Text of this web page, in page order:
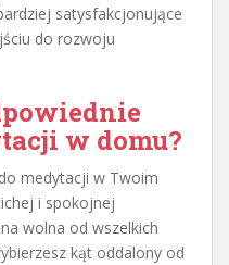
satysfakcjonujące
do rozwoju
w domu?
medytacji w Twoim
i spokojnej
wolna od wszelkich
kąt oddalony od